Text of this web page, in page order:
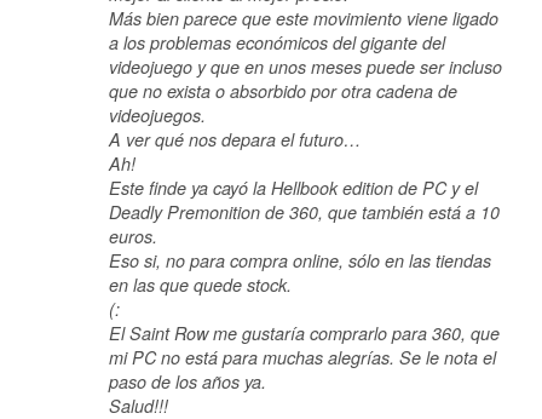
Más bien parece que este movimiento viene ligado
a los problemas económicos del gigante del
videojuego y que en unos meses puede ser incluso
que no exista o absorbido por otra cadena de
videojuegos.
A ver qué nos depara el futuro…
Ah!
Este finde ya cayó la Hellbook edition de PC y el
Deadly Premonition de 360, que también está a 10
euros.
Eso si, no para compra online, sólo en las tiendas
en las que quede stock.
(:
El Saint Row me gustaría comprarlo para 360, que
mi PC no está para muchas alegrías. Se le nota el
paso de los años ya.
Salud!!!